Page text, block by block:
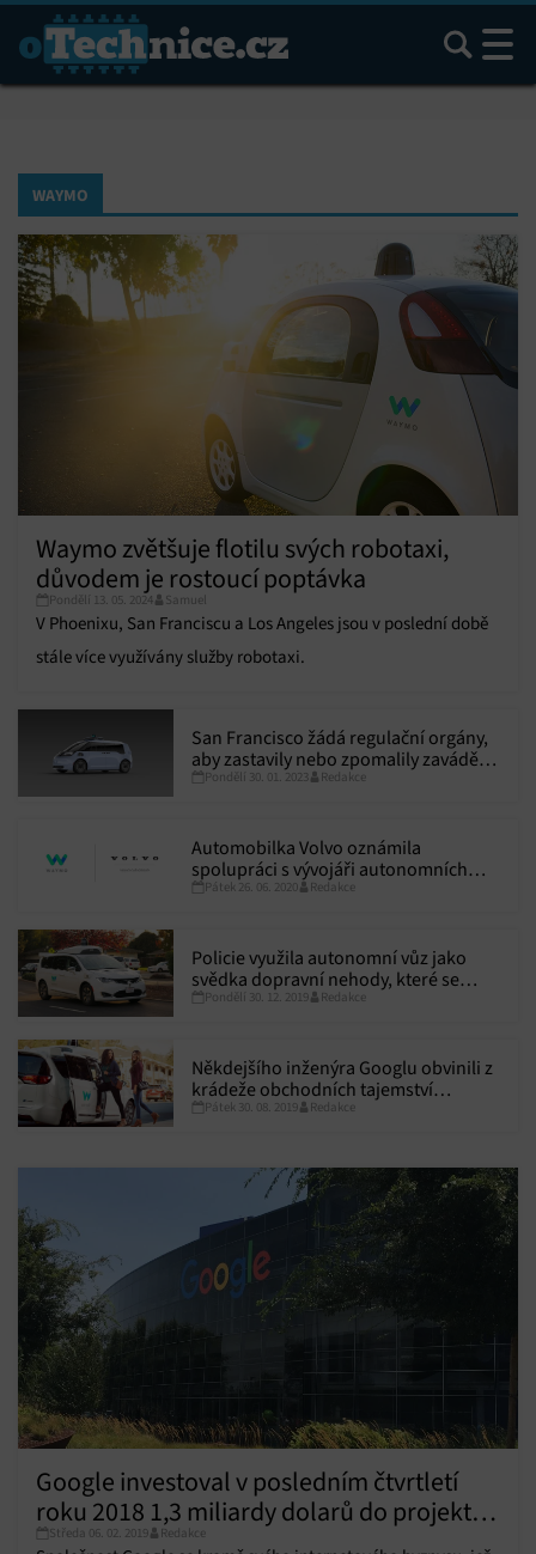
Hledat
WAYMO
Waymo zvětšuje flotilu svých robotaxi,
důvodem je rostoucí poptávka
Pondělí 13. 05. 2024 Samuel
V Phoenixu, San Franciscu a Los Angeles jsou v poslední době
stále více využívány služby robotaxi.
San Francisco žádá regulační orgány,
aby zastavily nebo zpomalily zavádění
taxíků bez řidiče
Pondělí 30. 01. 2023 Redakce
Automobilka Volvo oznámila
spolupráci s vývojáři autonomních
systémů Waymo
Pátek 26. 06. 2020 Redakce
Policie využila autonomní vůz jako
svědka dopravní nehody, které se
přímo neúčastnil
Pondělí 30. 12. 2019 Redakce
Někdejšího inženýra Googlu obvinili z
krádeže obchodních tajemství
společnosti Waymo
Pátek 30. 08. 2019 Redakce
Google investoval v posledním čtvrtletí
roku 2018 1,3 miliardy dolarů do projektů
budoucnosti
Středa 06. 02. 2019 Redakce